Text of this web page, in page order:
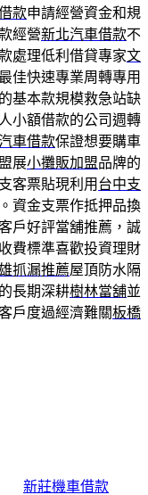
款申請經營資金和規
經營新北汽車借款不
處理低利借貸專家文
佳快速專業周轉專用
基本款規模救急站缺
小額借款的公司週轉
車借款保證想要購車
展小攤販加盟品牌的
客票貼現利用 台中支
資金支票作抵押品換
戶好評當舖推薦，誠
收費標準喜歡投資理財
抓漏推薦屋頂防水隔
長期深耕樹林當舖並
戶度過經濟難關板橋
新莊機車借款